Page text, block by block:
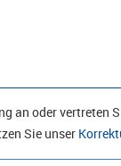
an oder vertreten
Sie unser